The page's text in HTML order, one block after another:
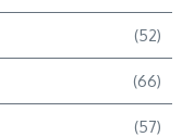
(52)
(66)
(57)